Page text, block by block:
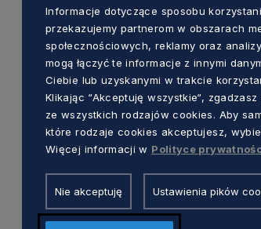
realizację instrumentu ZIT.
tzn. ich realizacja może się
praktycznie gotowe do
roku. Wystarczy tylko
Planowane przedsięwzięcia
Borzytuchom i Studzienice.
Inwestycje wynikające z
poprawą efektywności
Informacje dotyczące sposobu
przekazujemy partnerom w obszarach
społecznościowych, reklamy oraz
mogą łączyć te informacje z innymi
Ciebie lub uzyskanymi w trakcie
Klikając “Akceptuję wszystkie“,
ze wszystkich rodzajów cookies. Aby
które rodzaje cookies akceptujesz,
Więcej informacji w Polityce
Nie akceptuję Ustawienia pików